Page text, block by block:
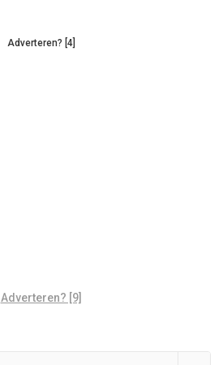
Adverteren? [4]
Adverteren? [9]